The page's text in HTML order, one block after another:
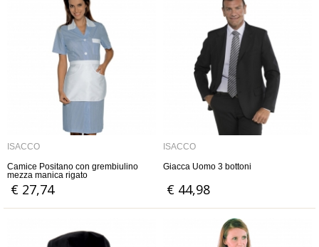
ISACCO
Camice Positano con grembiulino
mezza manica rigato
€ 27,74
ISACCO
Giacca Uomo 3 bottoni
€ 44,98